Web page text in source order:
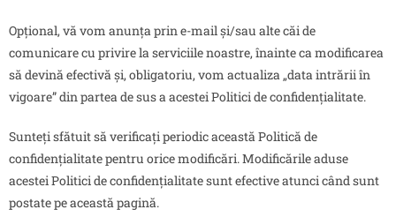
Opțional, vă vom anunța prin e-mail și/sau alte căi de
comunicare cu privire la serviciile noastre, înainte ca modificarea
să devină efectivă și, obligatoriu, vom actualiza „data intrării în
vigoare” din partea de sus a acestei Politici de confidențialitate.
Sunteți sfătuit să verificați periodic această Politică de
confidențialitate pentru orice modificări. Modificările aduse
acestei Politici de confidențialitate sunt efective atunci când sunt
postate pe această pagină.